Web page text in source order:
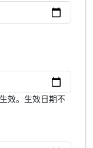
效。生效日期不